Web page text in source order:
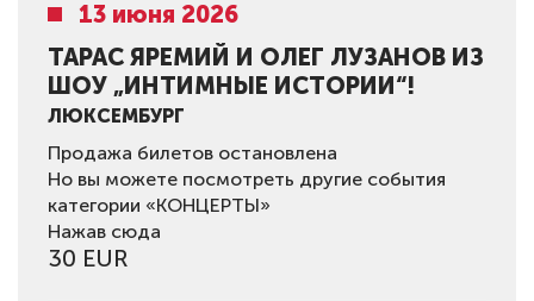
13 июня 2026
ТАРАС ЯРЕМИЙ И ОЛЕГ ЛУЗАНОВ ИЗ
ШОУ „ИНТИМНЫЕ ИСТОРИИ“!
ЛЮКСЕМБУРГ
Продажа билетов остановлена
Но вы можете посмотреть другие события
категории «КОНЦЕРТЫ»
Нажав сюда
30 EUR